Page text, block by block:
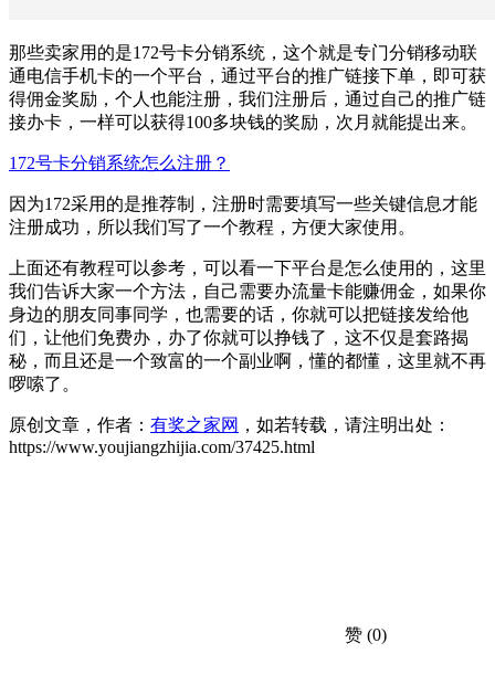
那些卖家用的是172号卡分销系统，这个就是专门分销移动联
通电信手机卡的一个平台，通过平台的推广链接下单，即可获
得佣金奖励，个人也能注册，我们注册后，通过自己的推广链
接办卡，一样可以获得100多块钱的奖励，次月就能提出来。
172号卡分销系统怎么注册？
因为172采用的是推荐制，注册时需要填写一些关键信息才能
注册成功，所以我们写了一个教程，方便大家使用。
上面还有教程可以参考，可以看一下平台是怎么使用的，这里
我们告诉大家一个方法，自己需要办流量卡能赚佣金，如果你
身边的朋友同事同学，也需要的话，你就可以把链接发给他
们，让他们免费办，办了你就可以挣钱了，这不仅是套路揭
秘，而且还是一个致富的一个副业啊，懂的都懂，这里就不再
啰嗦了。
原创文章，作者： 有奖之家网 ，如若转载，请注明出处：
https://www.youjiangzhijia.com/37425.html
赞 (0)